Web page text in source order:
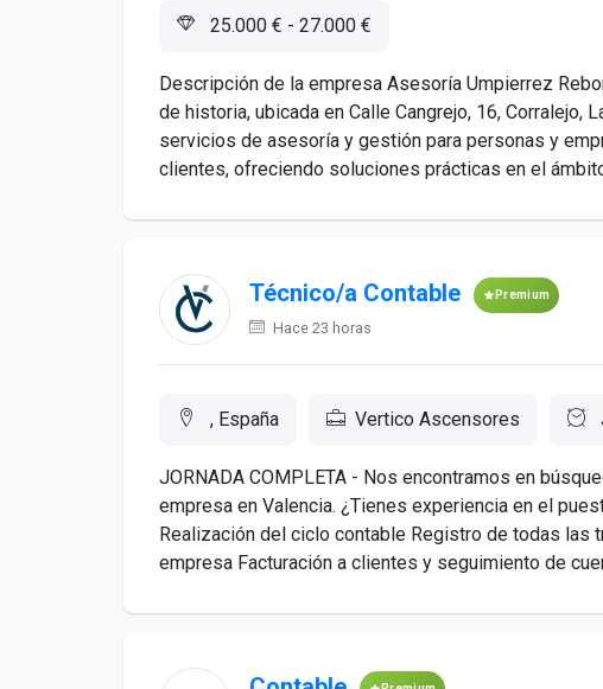
25.000 € - 27.000 €
Descripción de la empresa Asesoría Umpierrez
de historia, ubicada en Calle Cangrejo, 16, Corralejo,
servicios de asesoría y gestión para personas y
clientes, ofreciendo soluciones prácticas en el
Técnico/a Contable Premium
Hace 23 horas
, España Vertico Ascensores
JORNADA COMPLETA - Nos encontramos en
empresa en Valencia. ¿Tienes experiencia en el
Realización del ciclo contable Registro de todas las
empresa Facturación a clientes y seguimiento de